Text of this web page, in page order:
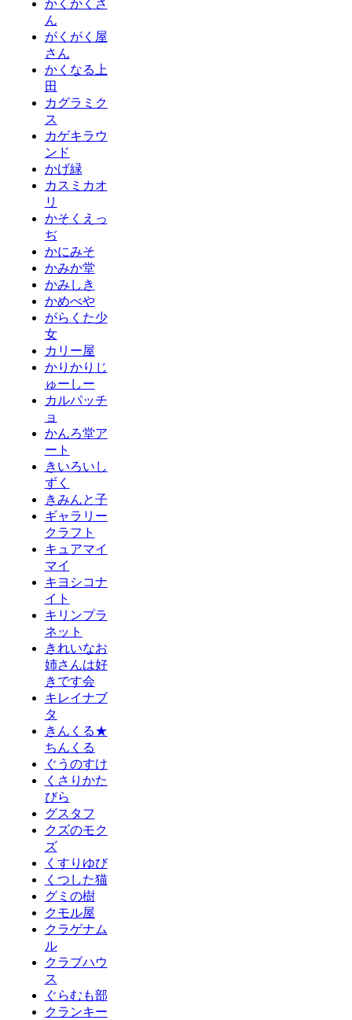
かくかくさ
ん
がくがく屋
さん
かくなる上
田
カグラミク
ス
カゲキラウ
ンド
かげ緑
カスミカオ
リ
かそくえっ
ぢ
かにみそ
かみか堂
かみしき
かめべや
がらくた少
女
カリー屋
かりかりじ
ゅーしー
カルパッチ
ョ
かんろ堂ア
ート
きいろいし
ずく
きみんと子
ギャラリー
クラフト
キュアマイ
マイ
キヨシコナ
イト
キリンプラ
ネット
きれいなお
姉さんは好
きです会
キレイナブ
タ
きんくる★
ちんくる
ぐうのすけ
くさりかた
びら
グスタフ
クズのモク
ズ
くすりゆび
くつした猫
グミの樹
クモル屋
クラゲナム
ル
クラブハウ
ス
ぐらむも部
クランキー